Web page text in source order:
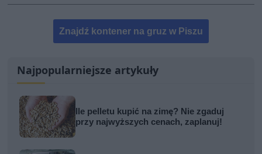
Znajdź kontener na gruz w Piszu
Najpopularniejsze artykuły
Ile pelletu kupić na zimę? Nie zgaduj
przy najwyższych cenach, zaplanuj!